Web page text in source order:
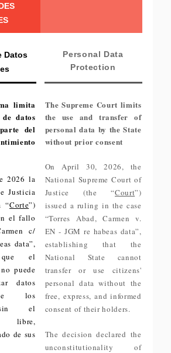
Datos
Personal Data
Protection
limita
datos
del
2026 la
Justicia
“Corte”)
el fallo
c/
data”,
que el
puede
datos
los
sin el
libre,
de sus
The Supreme Court limits
the use and transfer of
personal data by the State
without prior consent
On April 30, 2026, the
National Supreme Court of
Justice (the “Court”)
issued a ruling in the case
“Torres Abad, Carmen v.
EN - JGM re habeas data”,
establishing that the
National State cannot
transfer or use citizens'
personal data without the
free, express, and informed
consent of their holders.
The decision declared the
unconstitutionality of